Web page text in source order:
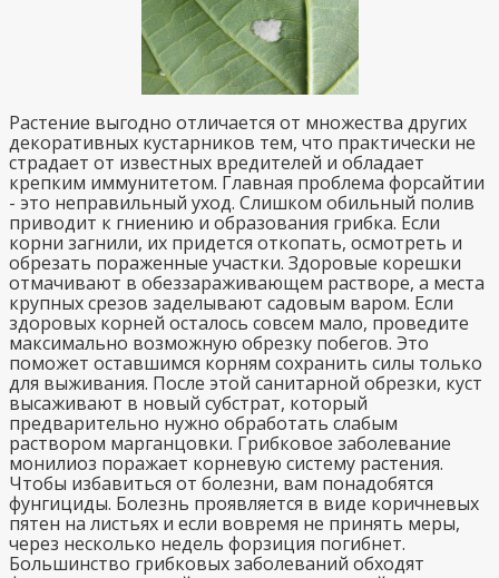
Растение выгодно отличается от множества других
декоративных кустарников тем, что практически не
страдает от известных вредителей и обладает
крепким иммунитетом. Главная проблема форсайтии
- это неправильный уход. Слишком обильный полив
приводит к гниению и образования грибка. Если
корни загнили, их придется откопать, осмотреть и
обрезать пораженные участки. Здоровые корешки
отмачивают в обеззараживающем растворе, а места
крупных срезов заделывают садовым варом. Если
здоровых корней осталось совсем мало, проведите
максимально возможную обрезку побегов. Это
поможет оставшимся корням сохранить силы только
для выживания. После этой санитарной обрезки, куст
высаживают в новый субстрат, который
предварительно нужно обработать слабым
раствором марганцовки. Грибковое заболевание
монилиоз поражает корневую систему растения.
Чтобы избавиться от болезни, вам понадобятся
фунгициды. Болезнь проявляется в виде коричневых
пятен на листьях и если вовремя не принять меры,
через несколько недель форзиция погибнет.
Большинство грибковых заболеваний обходят